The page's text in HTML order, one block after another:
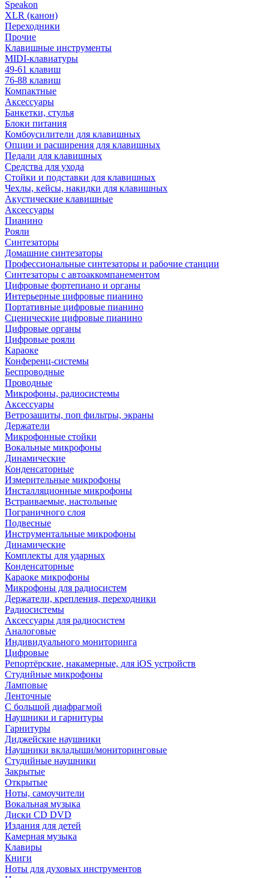
Speakon
XLR (канон)
Переходники
Прочие
Клавишные инструменты
MIDI-клавиатуры
49-61 клавиш
76-88 клавиш
Компактные
Аксессуары
Банкетки, стулья
Блоки питания
Комбоусилители для клавишных
Опции и расширения для клавишных
Педали для клавишных
Средства для ухода
Стойки и подставки для клавишных
Чехлы, кейсы, накидки для клавишных
Акустические клавишные
Аксессуары
Пианино
Рояли
Синтезаторы
Домашние синтезаторы
Профессиональные синтезаторы и рабочие станции
Синтезаторы с автоаккомпанементом
Цифровые фортепиано и органы
Интерьерные цифровые пианино
Портативные цифровые пианино
Сценические цифровые пианино
Цифровые органы
Цифровые рояли
Караоке
Конференц-системы
Беспроводные
Проводные
Микрофоны, радиосистемы
Аксессуары
Ветрозащиты, поп фильтры, экраны
Держатели
Микрофонные стойки
Вокальные микрофоны
Динамические
Конденсаторные
Измерительные микрофоны
Инсталляционные микрофоны
Встраиваемые, настольные
Пограничного слоя
Подвесные
Инструментальные микрофоны
Динамические
Комплекты для ударных
Конденсаторные
Караоке микрофоны
Микрофоны для радиосистем
Держатели, крепления, переходники
Радиосистемы
Аксессуары для радиосистем
Аналоговые
Индивидуального мониторинга
Цифровые
Репортёрские, накамерные, для iOS устройств
Студийные микрофоны
Ламповые
Ленточные
С большой диафрагмой
Наушники и гарнитуры
Гарнитуры
Диджейские наушники
Наушники вкладыши/мониторинговые
Студийные наушники
Закрытые
Открытые
Ноты, самоучители
Вокальная музыка
Диски CD DVD
Издания для детей
Камерная музыка
Клавиры
Книги
Ноты для духовых инструментов